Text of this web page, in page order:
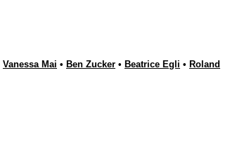
Vanessa Mai • Ben Zucker • Beatrice Egli • Roland